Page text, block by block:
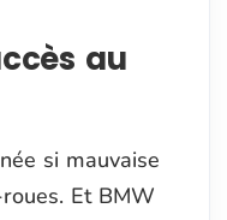
au
si mauvaise
Et BMW